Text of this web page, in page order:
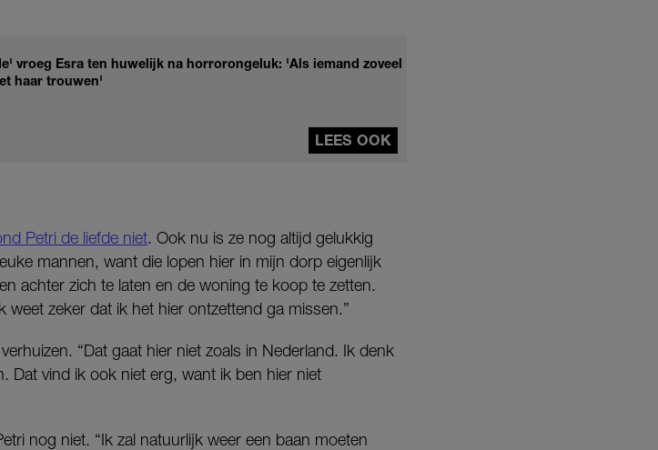
vroeg Esra ten huwelijk na horrorongeluk: 'Als iemand zoveel
haar trouwen'
LEES OOK
Petri de liefde niet. Ook nu is ze nog altijd gelukkig
mannen, want die lopen hier in mijn dorp eigenlijk
achter zich te laten en de woning te koop te zetten.
weet zeker dat ik het hier ontzettend ga missen.”
“Dat gaat hier niet zoals in Nederland. Ik denk
Dat vind ik ook niet erg, want ik ben hier niet
nog niet. “Ik zal natuurlijk weer een baan moeten